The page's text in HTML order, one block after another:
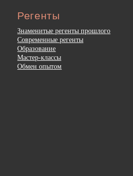
Регенты
Знаменитые регенты прошлого
Современные регенты
Образование
Мастер-классы
Обмен опытом